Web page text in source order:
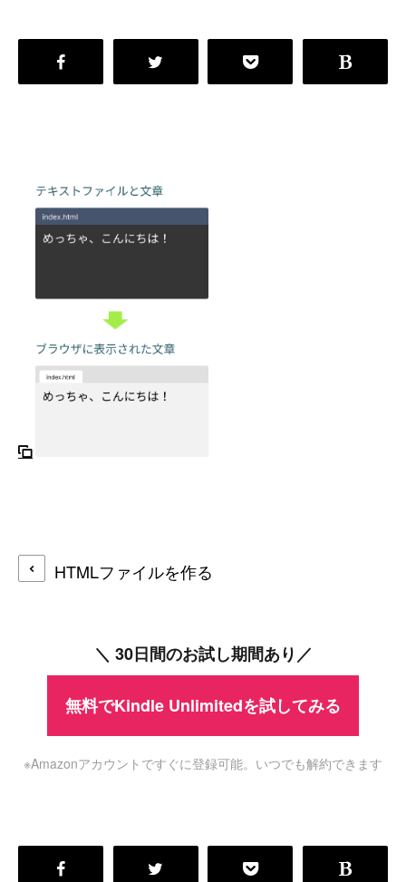
HTMLファイルを作る
＼ 30日間のお試し期間あり／
無料でKindle Unlimitedを試してみる
※Amazonアカウントですぐに登録可能。いつでも解約できます